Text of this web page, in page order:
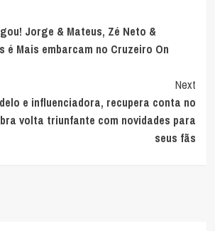
Jorge & Mateus, Zé Neto &
é Mais embarcam no Cruzeiro On
Next
e influenciadora, recupera conta no
volta triunfante com novidades para
seus fãs